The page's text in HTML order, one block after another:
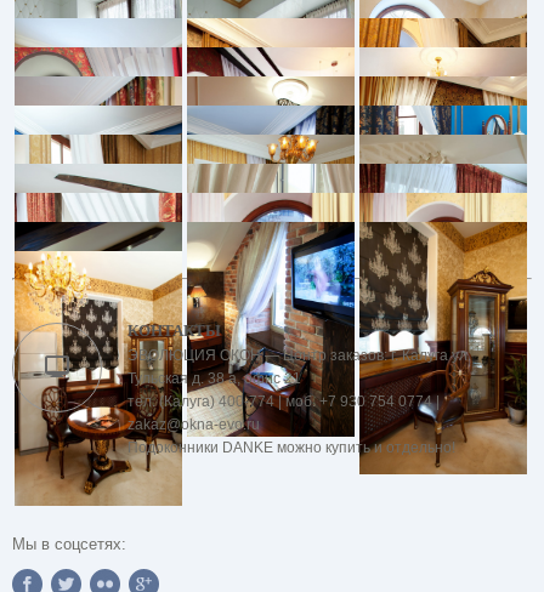
КОНТАКТЫ
ЭВОЛЮЦИЯ ОКОН — Центр заказов: г. Калуга ул.
Тульская д. 38 а, офис 21
тел. (Калуга) 400-774 | моб. +7 930 754 0774 |
zakaz@okna-evo.ru
Подоконники DANKE можно купить и отдельно!
Мы в соцсетях: